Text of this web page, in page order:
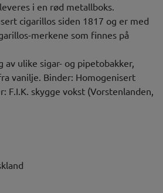
i en rød metallboks.
cigarillos siden 1817 og er med
merkene som finnes på
av ulike sigar- og pipetobakker,
vanilje. Binder: Homogenisert
F.I.K. skygge vokst (Vorstenlanden,